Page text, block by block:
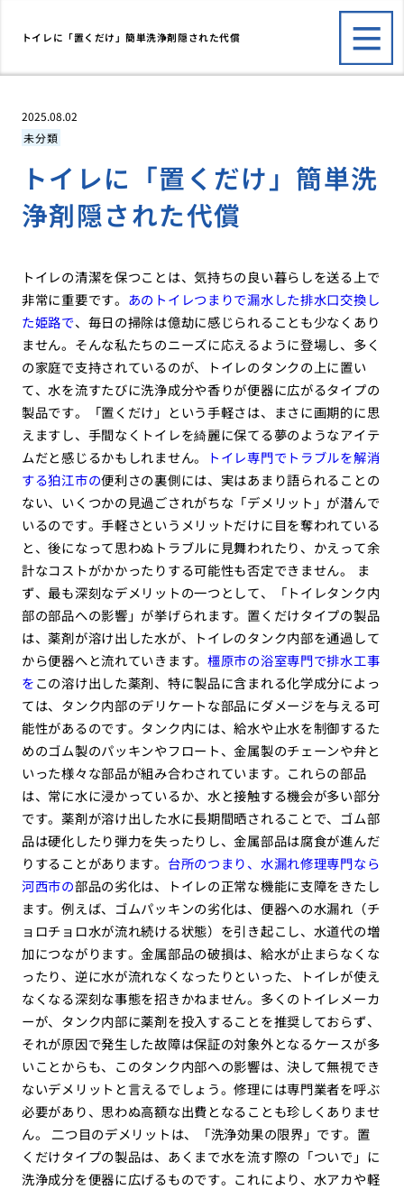
トイレに「置くだけ」簡単洗浄剤隠された代償
2025.08.02
未分類
トイレに「置くだけ」簡単洗
浄剤隠された代償
トイレの清潔を保つことは、気持ちの良い暮らしを送る上で
非常に重要です。 あのトイレつまりで漏水した排水口交換し
た姫路で、毎日の掃除は億劫に感じられることも少なくあり
ません。そんな私たちのニーズに応えるように登場し、多く
の家庭で支持されているのが、トイレのタンクの上に置い
て、水を流すたびに洗浄成分や香りが便器に広がるタイプの
製品です。「置くだけ」という手軽さは、まさに画期的に思
えますし、手間なくトイレを綺麗に保てる夢のようなアイテ
ムだと感じるかもしれません。
トイレ専門でトラブルを解消
する狛江市の便利さの裏側には、実はあまり語られることの
ない、いくつかの見過ごされがちな「デメリット」が潜んで
いるのです。手軽さというメリットだけに目を奪われている
と、後になって思わぬトラブルに見舞われたり、かえって余
計なコストがかかったりする可能性も否定できません。 ま
ず、最も深刻なデメリットの一つとして、「トイレタンク内
部の部品への影響」が挙げられます。置くだけタイプの製品
は、薬剤が溶け出した水が、トイレのタンク内部を通過して
から便器へと流れていきます。 橿原市の浴室専門で排水工事
をこの溶け出した薬剤、特に製品に含まれる化学成分によっ
ては、タンク内部のデリケートな部品にダメージを与える可
能性があるのです。タンク内には、給水や止水を制御するた
めのゴム製のパッキンやフロート、金属製のチェーンや弁と
いった様々な部品が組み合わされています。これらの部品
は、常に水に浸かっているか、水と接触する機会が多い部分
です。薬剤が溶け出した水に長期間晒されることで、ゴム部
品は硬化したり弾力を失ったりし、金属部品は腐食が進んだ
りすることがあります。 台所のつまり、水漏れ修理専門なら
河西市の部品の劣化は、トイレの正常な機能に支障をきたし
ます。例えば、ゴムパッキンの劣化は、便器への水漏れ（チ
ョロチョロ水が流れ続ける状態）を引き起こし、水道代の増
加につながります。金属部品の破損は、給水が止まらなくな
ったり、逆に水が流れなくなったりといった、トイレが使え
なくなる深刻な事態を招きかねません。多くのトイレメーカ
ーが、タンク内部に薬剤を投入することを推奨しておらず、
それが原因で発生した故障は保証の対象外となるケースが多
いことからも、このタンク内部への影響は、決して無視でき
ないデメリットと言えるでしょう。修理には専門業者を呼ぶ
必要があり、思わぬ高額な出費となることも珍しくありませ
ん。 二つ目のデメリットは、「洗浄効果の限界」です。置
くだけタイプの製品は、あくまで水を流す際の「ついで」に
洗浄成分を便器に広げるものです。これにより、水アカや軽